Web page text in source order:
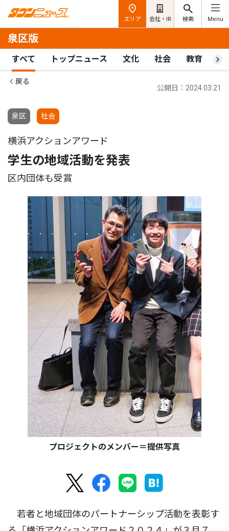
エリア 会社・IR 検索 Menu
泉区版
すべて トップニュース 文化 社会 教育 ス
戻る
泉区 社会
公開日：2024.03.21
横浜アクションアワード
学生の地域活動を発表
区内団体も受賞
プロジェクトのメンバー＝提供写真
若者と地域団体のパートナーシップ活動を表彰す